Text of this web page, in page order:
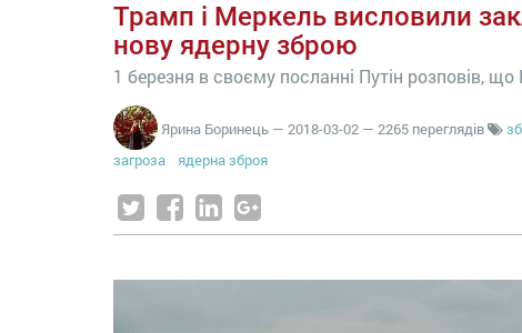
Трамп і Меркель висловили
нову ядерну зброю
1 березня в своєму посланні Путін розповів,
Ярина Боринець — 2018-03-02 — 2265 переглядів
загроза
ядерна зброя